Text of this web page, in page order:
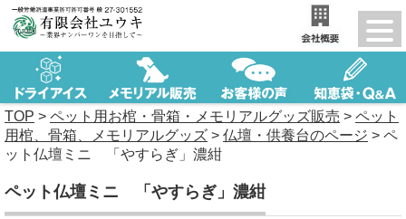
TOP > ペット用お棺・骨箱・メモリアルグッズ販売 > ペット
用棺、骨箱、メモリアルグッズ > 仏壇・供養台のページ > ペ
ット仏壇ミニ 「やすらぎ」濃紺
ペット仏壇ミニ 「やすらぎ」濃紺